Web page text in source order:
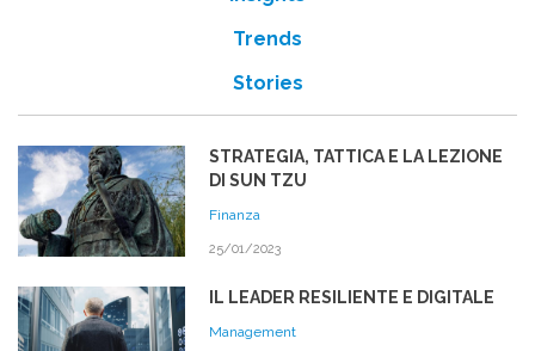
Trends
Stories
STRATEGIA, TATTICA E LA LEZIONE
DI SUN TZU
Finanza
25/01/2023
IL LEADER RESILIENTE E DIGITALE
Management